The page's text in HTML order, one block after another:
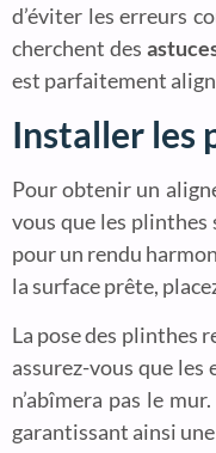
d’éviter les erreurs
cherchent des
est parfaitement
Installer les
Pour obtenir un
vous que les plinthes
pour un rendu
la surface prête,
La pose des plinthes
assurez-vous que
n’abîmera pas le
garantissant ainsi